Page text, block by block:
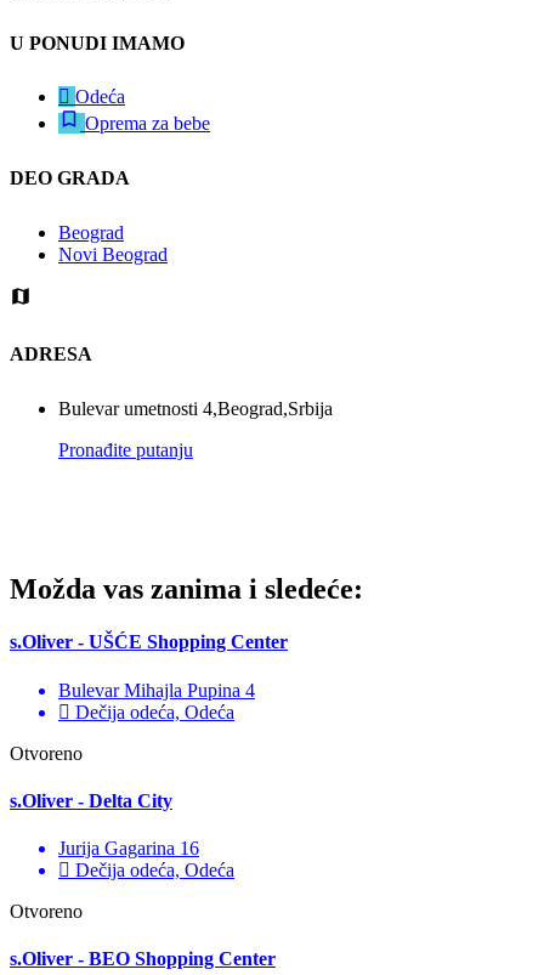
U PONUDI IMAMO
Odeća
Oprema za bebe
DEO GRADA
Beograd
Novi Beograd
ADRESA
Bulevar umetnosti 4,Beograd,Srbija
Pronađite putanju
Možda vas zanima i sledeće:
s.Oliver - UŠĆE Shopping Center
Bulevar Mihajla Pupina 4
Dečija odeća, Odeća
Otvoreno
s.Oliver - Delta City
Jurija Gagarina 16
Dečija odeća, Odeća
Otvoreno
s.Oliver - BEO Shopping Center